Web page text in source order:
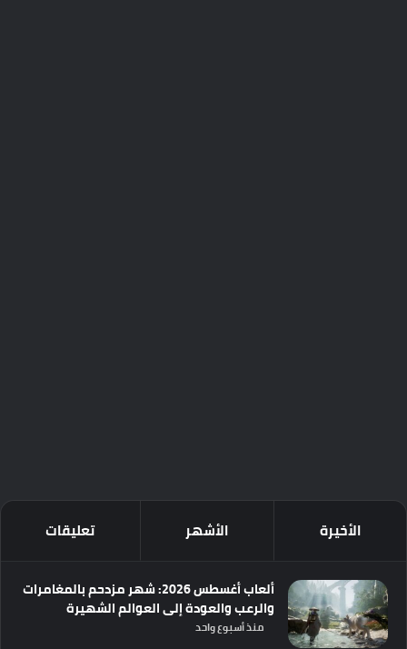
الأخيرة الأشهر تعليقات
ألعاب أغسطس 2026: شهر مزدحم بالمغامرات
والرعب والعودة إلى العوالم الشهيرة
منذ أسبوع واحد